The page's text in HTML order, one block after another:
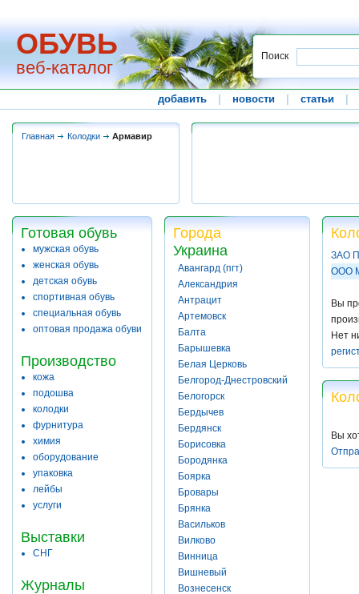
ОБУВЬ
веб-каталог
Поиск
добавить новости статьи
Главная Колодки Армавир
Готовая обувь
мужская обувь
женская обувь
детская обувь
спортивная обувь
специальная обувь
оптовая продажа обуви
Производство
кожа
подошва
колодки
фурнитура
химия
оборудование
упаковка
лейбы
услуги
Выставки
СНГ
Журналы
Города
Украина
Авангард (пгт)
Александрия
Антрацит
Артемовск
Балта
Барышевка
Белая Церковь
Белгород-Днестровский
Белогорск
Бердычев
Бердянск
Борисовка
Бородянка
Боярка
Бровары
Брянка
Васильков
Вилково
Винница
Вишневый
Вознесенск
ЗАО
ООО
Вы
Нет
Вы